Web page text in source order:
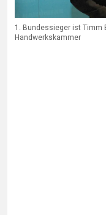
1. Bundessieger ist Timm
Handwerkskammer